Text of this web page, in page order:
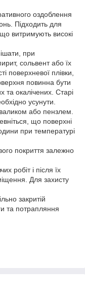
оздоблення
Підходить для
витримують високі
при
сольвент або їх
поверхневої плівки,
повинна бути
окалічених. Старі
усунути.
або пензлем.
що поверхні
при температурі
покриття залежно
робіт і після їх
Для захисту
закритій
та потрапляння